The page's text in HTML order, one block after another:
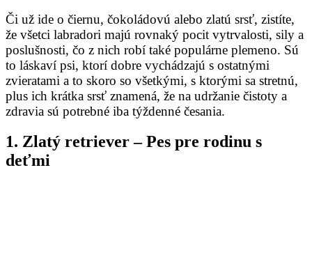
Či už ide o čiernu, čokoládovú alebo zlatú srsť, zistíte,
že všetci labradori majú rovnaký pocit vytrvalosti, sily a
poslušnosti, čo z nich robí také populárne plemeno. Sú
to láskaví psi, ktorí dobre vychádzajú s ostatnými
zvieratami a to skoro so všetkými, s ktorými sa stretnú,
plus ich krátka srsť znamená, že na udržanie čistoty a
zdravia sú potrebné iba týždenné česania.
1. Zlatý retriever – Pes pre rodinu s
deťmi